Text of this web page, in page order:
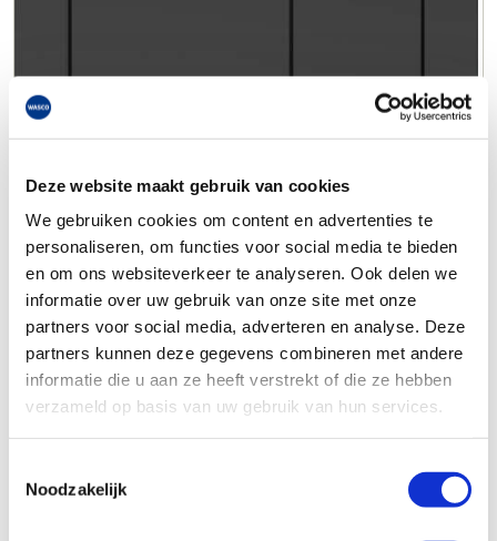
Deze website maakt gebruik van cookies
We gebruiken cookies om content en advertenties te
personaliseren, om functies voor social media te bieden
en om ons websiteverkeer te analyseren. Ook delen we
informatie over uw gebruik van onze site met onze
partners voor social media, adverteren en analyse. Deze
partners kunnen deze gegevens combineren met andere
informatie die u aan ze heeft verstrekt of die ze hebben
verzameld op basis van uw gebruik van hun services.
Noodzakelijk